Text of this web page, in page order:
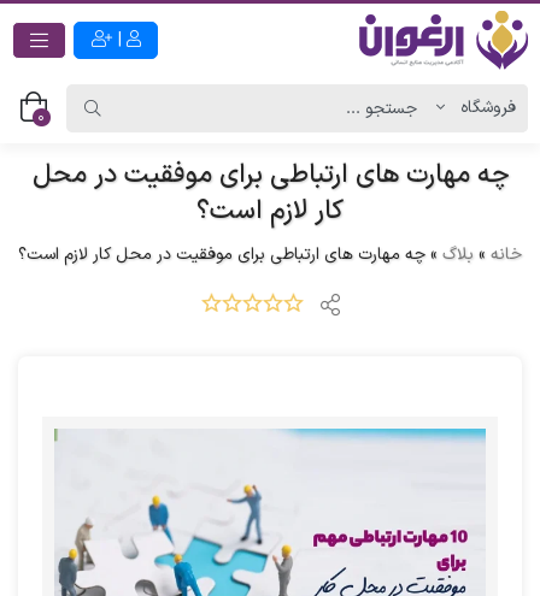
|
0
چه مهارت های ارتباطی برای موفقیت در محل
کار لازم است؟
خانه »بلاگ »چه مهارت های ارتباطی برای موفقیت در محل کار لازم است؟